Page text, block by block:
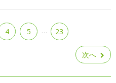
4 5 … 23
次へ